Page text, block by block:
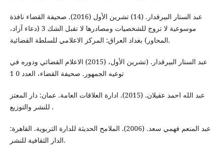
عبد الستار البيرقدار. (14) تشرين الأول (2016). صحيفة القضاء نافذة
موسوعية لا تروج للشخصيات ومصادرها لا تقبل الشك 3 (دعاء آزاد،
المحاور) بغداد العراق: المركز الاعلامي للسلطة القضائية.
عبد الستار البيرقدار. (تشرين الأول، (2015) الاعلام القضائي ودوره في
توعيه الجمهور. صحيفة القضاء، العدد 0 1
عبد الله احمد عقيلان. (2015). ادارة العلاقات العامة. عمان: دار المعتز
للنشر والتوزيع .
عبد المنعم فهمي سعد. (2006). الملامح الحديثة للدارة التربوية. القاهرة:
الدار الثقافية للنشر.